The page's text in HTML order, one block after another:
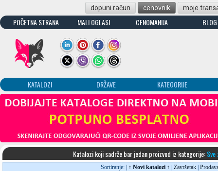
dopuni račun cenovnik moje
POČETNA STRANA MALI OGLASI CENOMANIJA BLOG
KATALOZI DRŽAVE KATEGORIJE
Katalozi koji sadrže bar jedan proizvod iz kategorije:
Sortiranje: | ↑ Novi katalozi ↑ Završetak|